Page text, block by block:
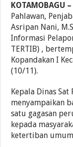
KOTAMOBAGU –
Pahlawan,
Asripan Nani,
Informasi
TERTIB) ,
Kopandakan I
(10/11).
Kepala Dinas Sat
menyampaikan
satu gagasan
kepada
ketertiban